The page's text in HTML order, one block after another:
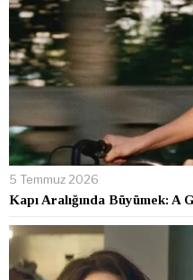
5 Temmuz 2026
Kapı Aralığında Büyümek: A